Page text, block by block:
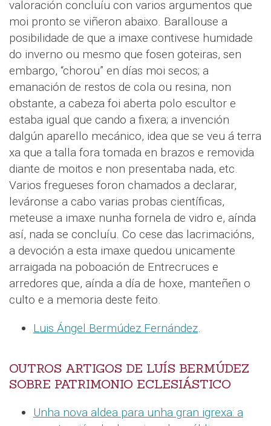
valoración concluíu con varios argumentos que
moi pronto se viñeron abaixo. Barallouse a
posibilidade de que a imaxe contivese humidade
do inverno ou mesmo que fosen goteiras, sen
embargo, “chorou” en días moi secos; a
emanación de restos de cola ou resina, non
obstante, a cabeza foi aberta polo escultor e
estaba igual que cando a fixera; a invención
dalgún aparello mecánico, idea que se veu á terra
xa que a talla fora tomada en brazos e removida
diante de moitos e non presentaba nada, etc.
Varios fregueses foron chamados a declarar,
leváronse a cabo varias probas científicas,
meteuse a imaxe nunha fornela de vidro e, aínda
así, nada se concluíu. Co cese das lacrimacións,
a devoción a esta imaxe quedou unicamente
arraigada na poboación de Entrecruces e
arredores que, aínda a día de hoxe, manteñen o
culto e a memoria deste feito.
Luis Ángel Bermúdez Fernández.
OUTROS ARTIGOS DE LUÍS BERMÚDEZ
SOBRE PATRIMONIO ECLESIÁSTICO
Unha nova aldea para unha gran igrexa: a